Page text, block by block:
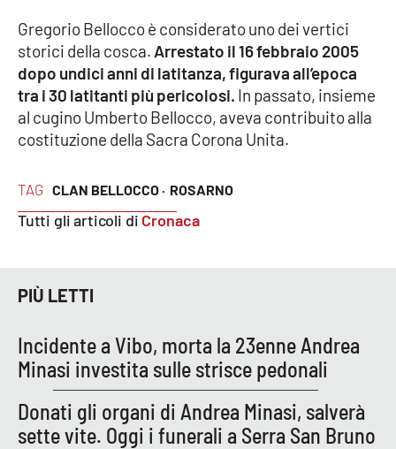
Società
Sport
Good Morning Vietnam
Leggendo Alvaro insieme
Imprese Di Calabria
Le perfidie di Antonella Grippo
Venti di comunicazione
TAG CLAN BELLOCCO · ROSARNO
Tutti gli articoli di Cronaca
Gregorio Bellocco è considerato uno dei vertici
storici della cosca. Arrestato il 16 febbraio 2005
dopo undici anni di latitanza, figurava all’epoca
tra i 30 latitanti più pericolosi. In passato, insieme
al cugino Umberto Bellocco, aveva contribuito alla
costituzione della Sacra Corona Unita.
PIÙ LETTI
Incidente a Vibo, morta la 23enne Andrea
Minasi investita sulle strisce pedonali
Donati gli organi di Andrea Minasi, salverà
sette vite. Oggi i funerali a Serra San Bruno